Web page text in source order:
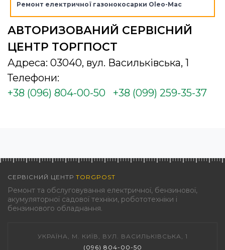
Ремонт електричної газонокосарки Oleo-Mac
АВТОРИЗОВАНИЙ СЕРВІСНИЙ
ЦЕНТР ТОРГПОСТ
Адреса: 03040, вул. Васильківська, 1
Телефони:
+38 (096) 804-00-50
+38 (099) 259-35-37
СЕРВІСНИЙ ЦЕНТР TORGPOST
Ремонт та обслуговування електричної, бензинової,
акумуляторної садової техніки, робототехніки і
бензинового обладнання.
УКРАЇНА, М. КИЇВ, ВУЛ. ВАСИЛЬКІВСЬКА, 1
(096) 804-00-50